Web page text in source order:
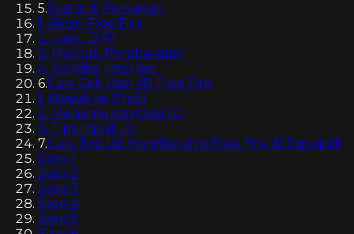
5.Syarat & Persiapan
1. Akun Free Fire
2. User ID FF
3. Metode Pembayaran
4. Koneksi Internet
6.Cara Cek User ID Free Fire
1. Masuk ke Profil
2. Menemukan User ID
3. Tips Input ID
7.Cara Top Up Membership Free Fire di Topup.id
Step 1
Step 2
Step 3
Step 4
Step 5